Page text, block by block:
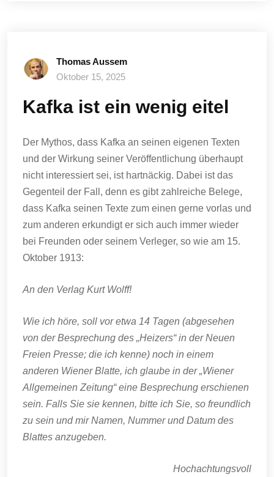
Thomas Aussem
Oktober 15, 2025
Kafka ist ein wenig eitel
Der Mythos, dass Kafka an seinen eigenen Texten
und der Wirkung seiner Veröffentlichung überhaupt
nicht interessiert sei, ist hartnäckig. Dabei ist das
Gegenteil der Fall, denn es gibt zahlreiche Belege,
dass Kafka seinen Texte zum einen gerne vorlas und
zum anderen erkundigt er sich auch immer wieder
bei Freunden oder seinem Verleger, so wie am 15.
Oktober 1913:
An den Verlag Kurt Wolff!
Wie ich höre, soll vor etwa 14 Tagen (abgesehen
von der Besprechung des „Heizers“ in der Neuen
Freien Presse; die ich kenne) noch in einem
anderen Wiener Blatte, ich glaube in der „Wiener
Allgemeinen Zeitung“ eine Besprechung erschienen
sein. Falls Sie sie kennen, bitte ich Sie, so freundlich
zu sein und mir Namen, Nummer und Datum des
Blattes anzugeben.
Hochachtungsvoll